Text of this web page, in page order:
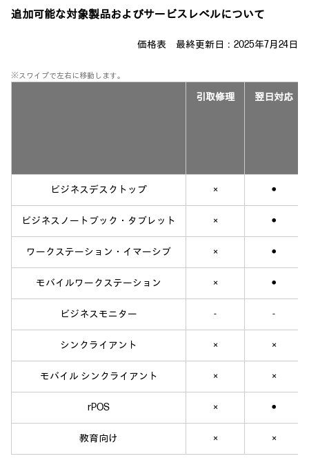
追加可能な対象製品およびサービスレベルについて
価格表 最終更新日：2025年7月24日
※スワイプで左右に移動します。
引取修理 翌日対応
ビジネスデスクトップ × ●
ビジネスノートブック・タブレット × ●
ワークステーション・イマーシブ × ●
モバイルワークステーション × ●
ビジネスモニター - -
シンクライアント × ×
モバイル シンクライアント × ×
rPOS × ●
教育向け × ×